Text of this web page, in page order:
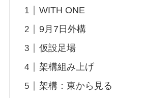
WITH ONE
9月7日外構
仮設足場
架構組み上げ
架構：東から見る